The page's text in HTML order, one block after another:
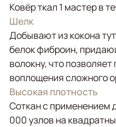
Ковёр ткал 1 мастер в
Шелк
Добывают из кокона
белок фиброин,
волокну, что
воплощения сложного
Высокая плотность
Соткан с применением
000 узлов на